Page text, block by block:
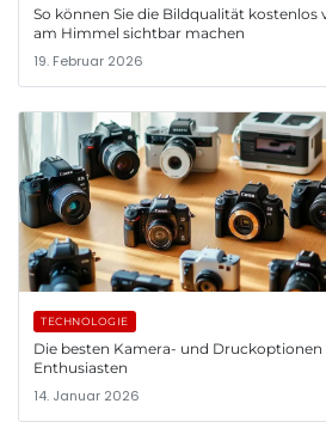
So können Sie die Bildqualität kostenlos
am Himmel sichtbar machen
19. Februar 2026
TECHNOLOGIE
Die besten Kamera- und
Enthusiasten
14. Januar 2026